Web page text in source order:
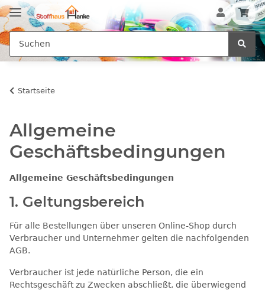
Startseite
Allgemeine
Geschäftsbedingungen
Allgemeine Geschäftsbedingungen
1. Geltungsbereich
Für alle Bestellungen über unseren Online-Shop durch
Verbraucher und Unternehmer gelten die nachfolgenden
AGB.
Verbraucher ist jede natürliche Person, die ein
Rechtsgeschäft zu Zwecken abschließt, die überwiegend